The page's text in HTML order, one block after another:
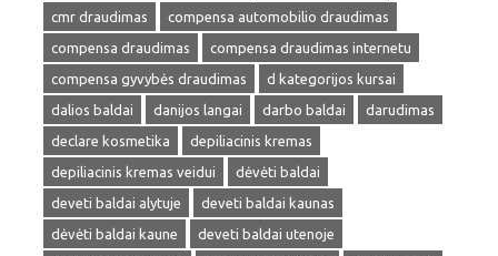
cmr draudimas
compensa automobilio draudimas
compensa draudimas
compensa draudimas internetu
compensa gyvybės draudimas
d kategorijos kursai
dalios baldai
danijos langai darbo baldai
darudimas
declare kosmetika
depiliacinis kremas
depiliacinis kremas veidui
dėvėti baldai
deveti baldai alytuje
deveti baldai kaunas
dėvėti baldai kaune
deveti baldai utenoje